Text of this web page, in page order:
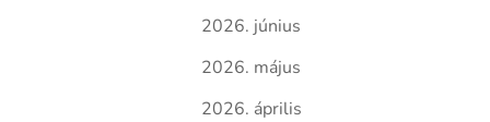
2026. június
2026. május
2026. április